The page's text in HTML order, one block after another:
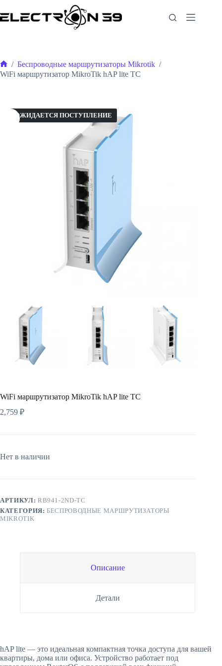
к
сути
Главная
/ Беспроводные маршрутизаторы Mikrotik /
WiFi маршрутизатор MikroTik hAP lite TC
ОЖИДАЕТСЯ ПОСТУПЛЕНИЕ
WiFi маршрутизатор MikroTik hAP lite TC
2,759 ₽
Нет в наличии
АРТИКУЛ: RB941-2ND-TC
КАТЕГОРИЯ:БЕСПРОВОДНЫЕ МАРШРУТИЗАТОРЫ
MIKROTIK
Описание
Детали
hAP lite — это идеальная компактная точка доступа для вашей
квартиры, дома или офиса. Устройство работает под